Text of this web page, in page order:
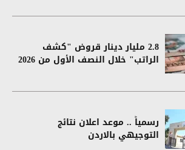
2.8 مليار دينار قروض "كشف
الراتب" خلال النصف الأول من 2026
رسمياً .. موعد اعلان نتائج
التوجيهي بالاردن